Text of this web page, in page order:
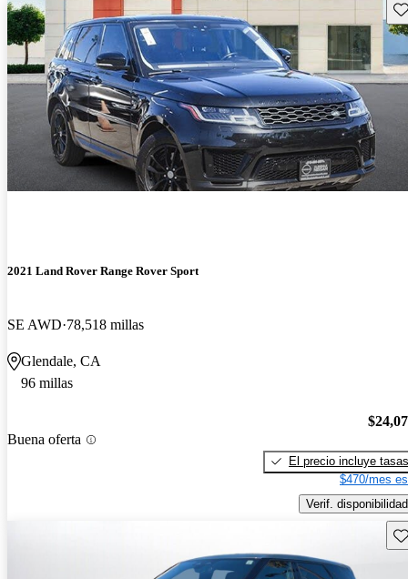
2021 Land Rover Range Rover Sport
SE AWD 78,518 millas
Glendale, CA
96 millas
Buena oferta
El precio incluye tasas
$470/mes
Verif. disponibilidad